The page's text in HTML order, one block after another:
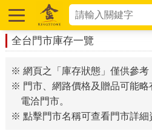
全台門市庫存一覽
※ 網頁之「庫存狀態」僅供參考
※ 門市、網路價格及贈品可能略
電洽門市。
※ 點擊門市名稱可查看門市詳細